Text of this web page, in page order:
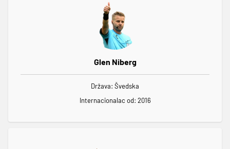
Glen Niberg
Država: Švedska
Internacionalac od: 2016